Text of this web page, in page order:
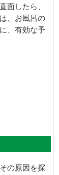
面したら、
、お風呂の
、有効な予
の原因を探